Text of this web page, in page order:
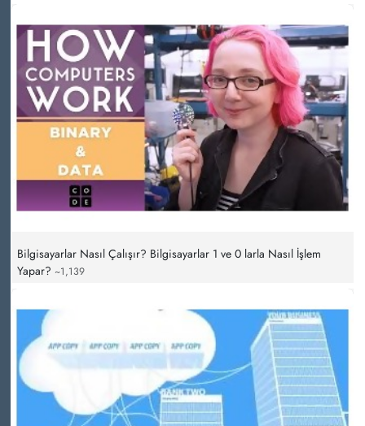
Bilgisayarlar Nasıl Çalışır? Bilgisayarlar 1 ve 0 larla Nasıl İşlem
Yapar? ~1,139